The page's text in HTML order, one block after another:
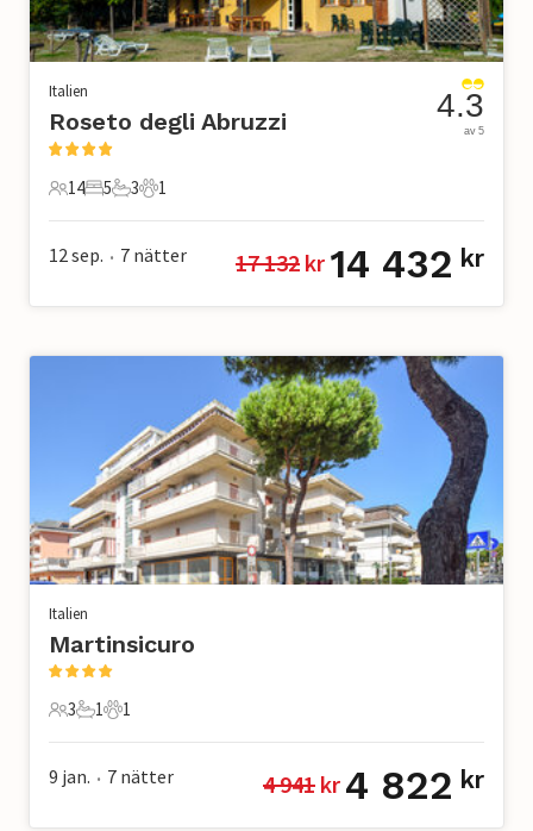
Italien
Roseto degli Abruzzi
14 Gäster
14
5 Sovrum
5
3 Badrum
3
1 Husdjur
1
4.3
av 5
12 sep. • 7 nätter 17 132 kr 14 432 kr
Italien
Martinsicuro
3 Gäster
3
1 Badrum
1
1 Husdjur
1
9 jan. • 7 nätter 4 941 kr 4 822 kr